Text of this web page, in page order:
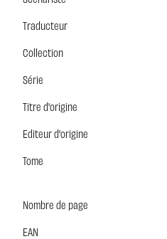
Traducteur
Collection
Série
Titre d'origine
Editeur d'origine
Tome
Nombre de page
EAN